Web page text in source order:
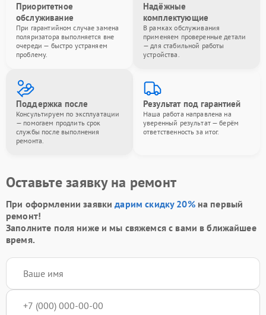
Приоритетное
обслуживание
При гарантийном случае замена
поляризатора выполняется вне
очереди — быстро устраняем
проблему.
Надёжные
комплектующие
В рамках обслуживания
применяем проверенные детали
— для стабильной работы
устройства.
Поддержка после
Консультируем по эксплуатации
— помогаем продлить срок
службы после выполнения
ремонта.
Результат под гарантией
Наша работа направлена на
уверенный результат — берём
ответственность за итог.
Оставьте заявку на ремонт
При оформлении заявкидарим скидку 20%на первый
ремонт!
Заполните поля ниже и мы свяжемся с вами в ближайшее
время.